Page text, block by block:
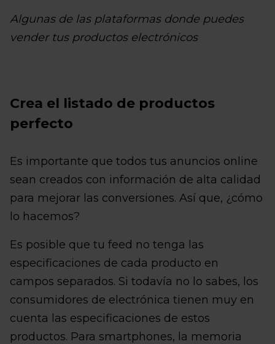
Algunas de las plataformas donde puedes
vender tus productos electrónicos
Crea el listado de productos
perfecto
Es importante que todos tus anuncios online
sean creados con información de alta calidad
para mejorar las conversiones. Así que, ¿cómo
lo hacemos?
Es posible que tu feed no tenga las
especificaciones de cada producto en
campos separados. Si todavía no lo sabes, los
consumidores de electrónica tienen muy en
cuenta las especificaciones de estos
productos. Para smartphones, la memoria